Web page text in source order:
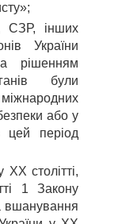
СЗР, інших
України
рішенням
були
або у
період
ХХ столітті,
1 Закону
вшанування